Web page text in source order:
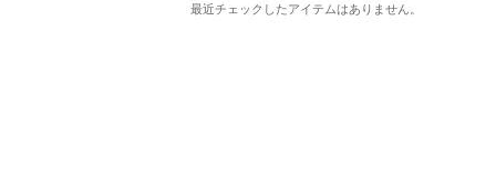
最近チェックしたアイテムはありません。